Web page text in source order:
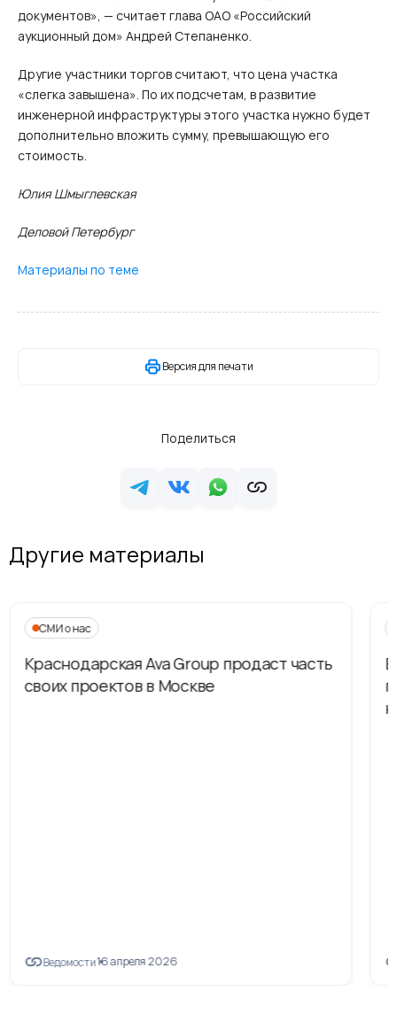
документов», — считает глава ОАО «Российский
аукционный дом» Андрей Степаненко.
Другие участники торгов считают, что цена участка
«слегка завышена». По их подсчетам, в развитие
инженерной инфраструктуры этого участка нужно будет
дополнительно вложить сумму, превышающую его
стоимость.
Юлия Шмыглевская
Деловой Петербург
Материалы по теме
Версия для печати
Поделиться
Другие материалы
СМИ о нас
Краснодарская Ava Group продаст часть
своих проектов в Москве
Ведомости16 апреля 2026